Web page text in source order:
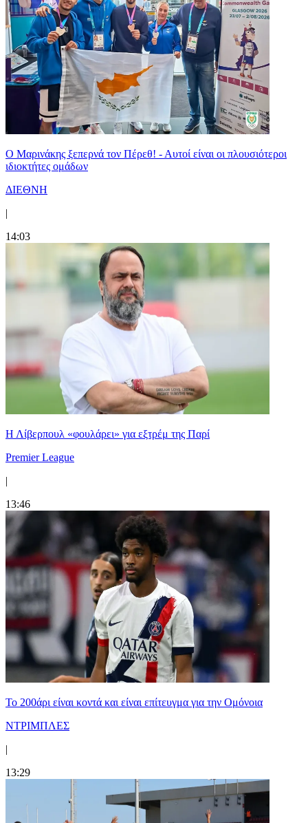
Ο Μαρινάκης ξεπερνά τον Πέρεθ! - Αυτοί είναι οι πλουσιότεροι
ιδιοκτήτες ομάδων
ΔΙΕΘΝΗ
|
14:03
Η Λίβερπουλ «φουλάρει» για εξτρέμ της Παρί
Premier League
|
13:46
Το 200άρι είναι κοντά και είναι επίτευγμα για την Ομόνοια
ΝΤΡΙΜΠΛΕΣ
|
13:29